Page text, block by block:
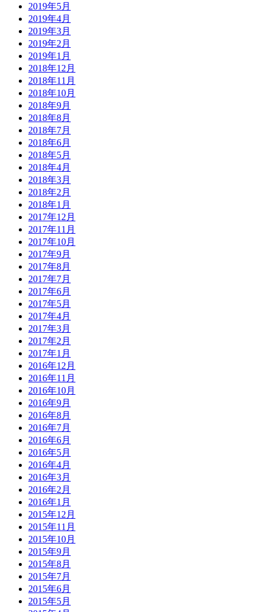
2019年5月
2019年4月
2019年3月
2019年2月
2019年1月
2018年12月
2018年11月
2018年10月
2018年9月
2018年8月
2018年7月
2018年6月
2018年5月
2018年4月
2018年3月
2018年2月
2018年1月
2017年12月
2017年11月
2017年10月
2017年9月
2017年8月
2017年7月
2017年6月
2017年5月
2017年4月
2017年3月
2017年2月
2017年1月
2016年12月
2016年11月
2016年10月
2016年9月
2016年8月
2016年7月
2016年6月
2016年5月
2016年4月
2016年3月
2016年2月
2016年1月
2015年12月
2015年11月
2015年10月
2015年9月
2015年8月
2015年7月
2015年6月
2015年5月